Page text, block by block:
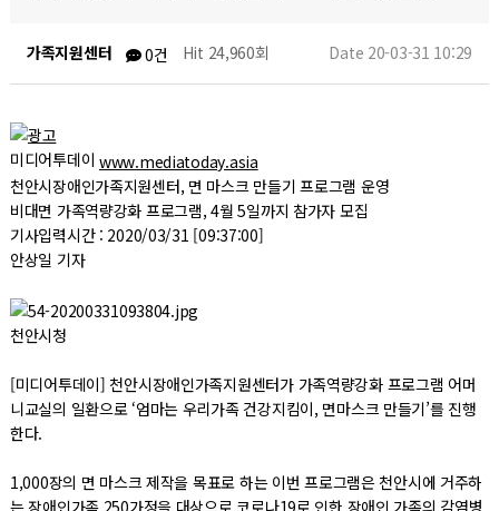
가족지원센터 0건 Hit 24,960회 Date 20-03-31 10:29
미디어투데이 www.mediatoday.asia
천안시장애인가족지원센터, 면 마스크 만들기 프로그램 운영
비대면 가족역량강화 프로그램, 4월 5일까지 참가자 모집
기사입력시간 : 2020/03/31 [09:37:00]
안상일 기자
천안시청
[미디어투데이] 천안시장애인가족지원센터가 가족역량강화 프로그램 어머
니교실의 일환으로 ‘엄마는 우리가족 건강지킴이, 면마스크 만들기’를 진행
한다.
1,000장의 면 마스크 제작을 목표로 하는 이번 프로그램은 천안시에 거주하
는 장애인가족 250가정을 대상으로 코로나19로 인한 장애인 가족의 감염병